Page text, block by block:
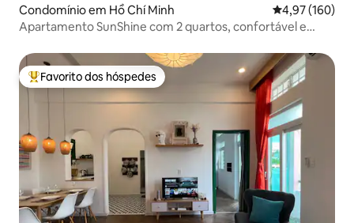
Condomínio em Hồ Chí Minh Classificação
4,97 (160)
Apartamento SunShine com 2 quartos, confortável e
Favoritos dos hóspedes mais apreciados
Favorito dos hóspedes